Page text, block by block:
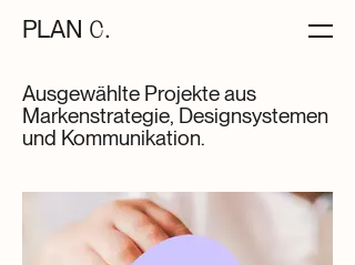
PLAN C.
Ausgewählte Projekte aus
Markenstrategie, Designsystemen
und Kommunikation.